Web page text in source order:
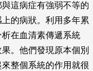
這病症有強弱不等的
的病狀。利用多年累
在血清素傳遞系統
。他們發現原本個別
整個系統的作用就很